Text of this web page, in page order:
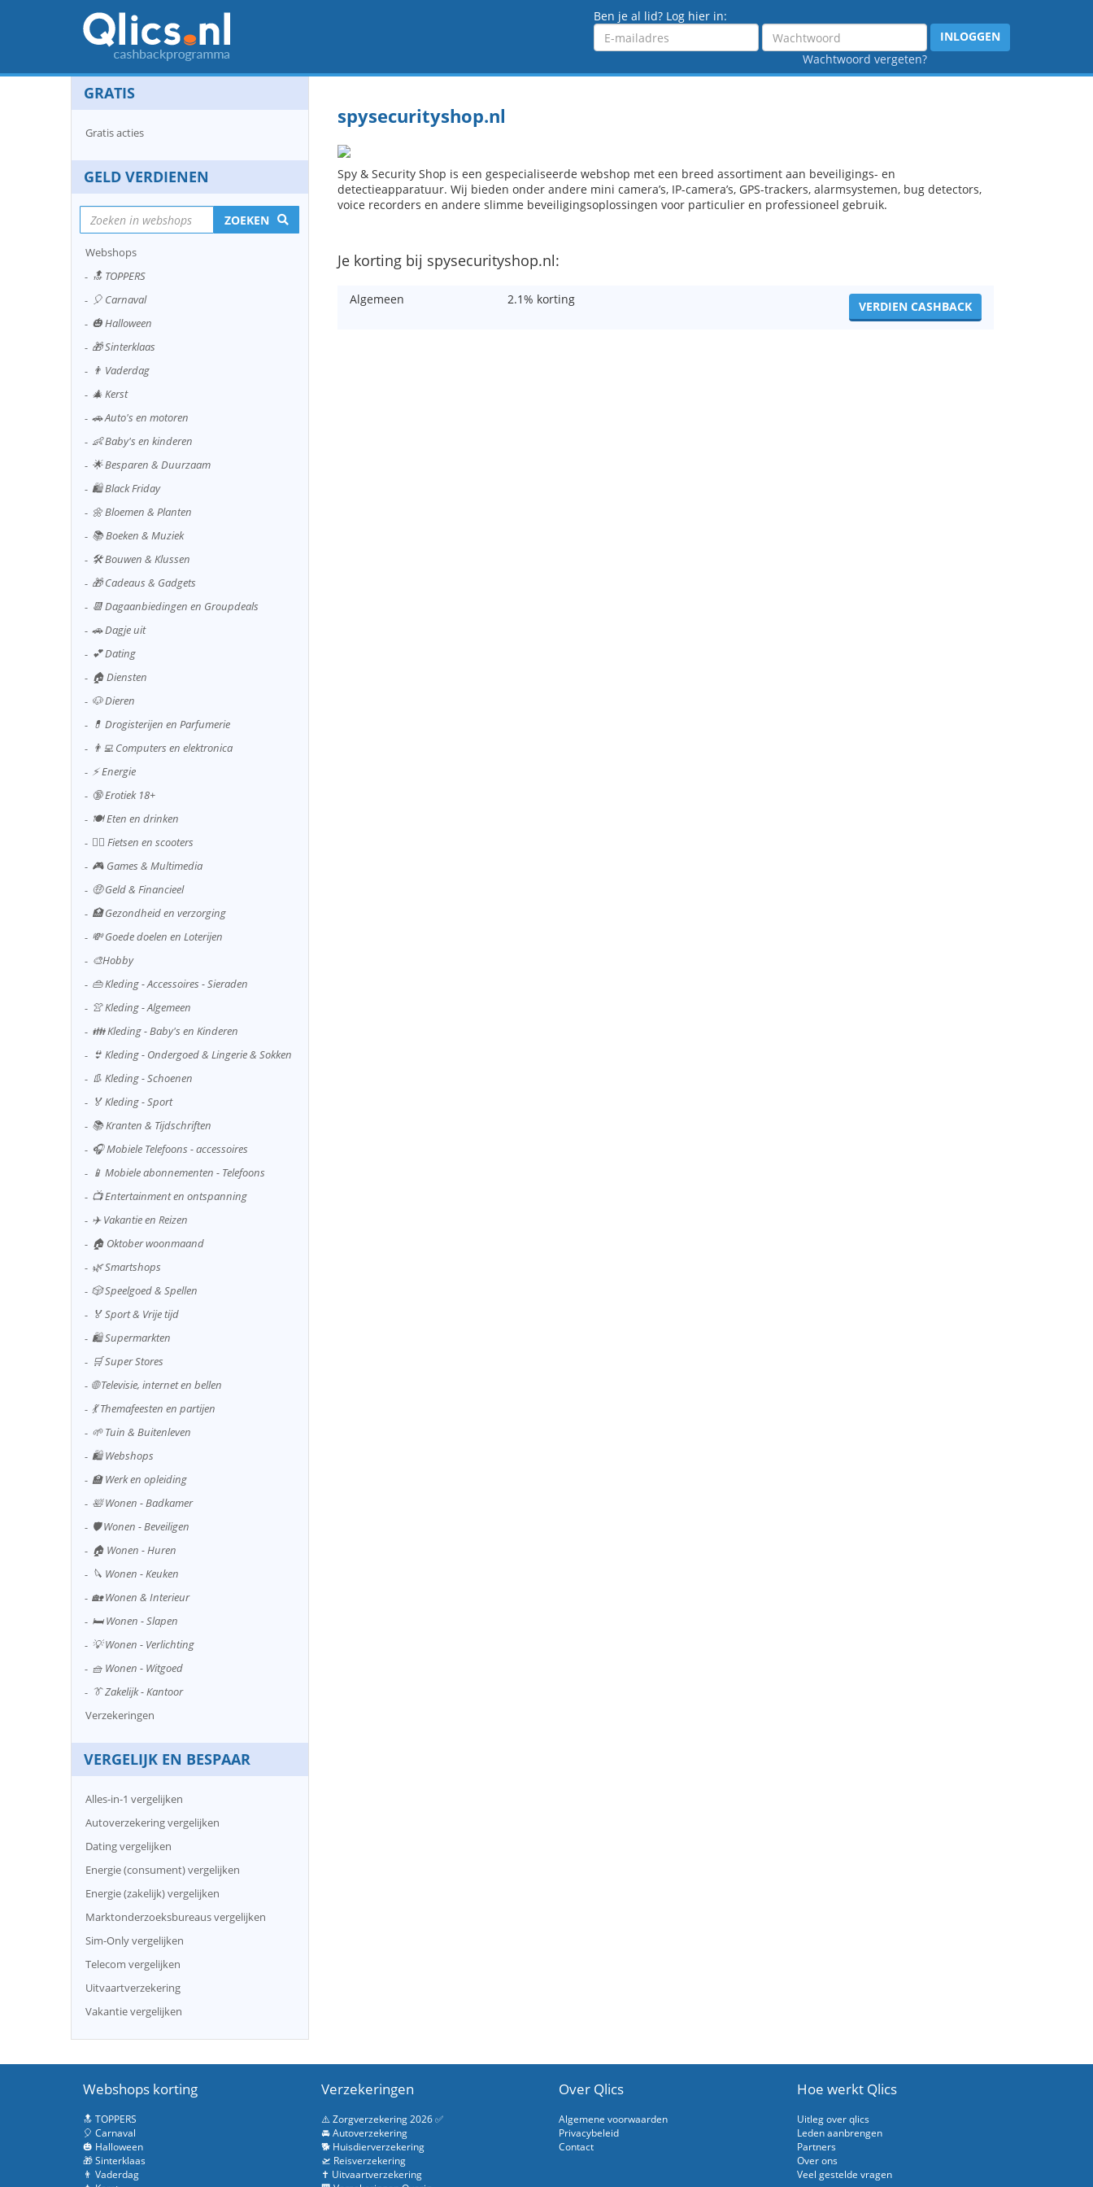
Ben je al lid? Log hier in:
Emailadres
Wachtwoord
Wachtwoord vergeten?
INLOGGEN
spysecurityshop.nl
Spy & Security Shop is een gespecialiseerde webshop met een breed assortiment aan beveiligings- en
detectieapparatuur. Wij bieden onder andere mini camera’s, IP-camera’s, GPS-trackers, alarmsystemen, bug detectors,
voice recorders en andere slimme beveiligingsoplossingen voor particulier en professioneel gebruik.
Je korting bij spysecurityshop.nl:
Algemeen 2.1% korting VERDIEN CASHBACK
GRATIS
Gratis acties
GELD VERDIENEN
ZOEKEN
Webshops
🔝 TOPPERS
🎈 Carnaval
🎃 Halloween
🎁 Sinterklaas
👨 Vaderdag
🎄 Kerst
🚗 Auto's en motoren
👶 Baby's en kinderen
🌟 Besparen & Duurzaam
🛍️ Black Friday
🌼 Bloemen & Planten
📚 Boeken & Muziek
🛠️ Bouwen & Klussen
🎁 Cadeaus & Gadgets
📆 Dagaanbiedingen en Groupdeals
🚗 Dagje uit
💕 Dating
🏠 Diensten
🐶 Dieren
💊 Drogisterijen en Parfumerie
👨‍💻 Computers en elektronica
⚡ Energie
🔞 Erotiek 18+
🍽️ Eten en drinken
🚴‍♂️ Fietsen en scooters
🎮 Games & Multimedia
🤑 Geld & Financieel
🏥 Gezondheid en verzorging
💸 Goede doelen en Loterijen
🎨Hobby
👜 Kleding - Accessoires - Sieraden
👚 Kleding - Algemeen
👪 Kleding - Baby's en Kinderen
👙 Kleding - Ondergoed & Lingerie & Sokken
👢 Kleding - Schoenen
🏅 Kleding - Sport
📚 Kranten & Tijdschriften
🎧 Mobiele Telefoons - accessoires
📱 Mobiele abonnementen - Telefoons
📺 Entertainment en ontspanning
✈️ Vakantie en Reizen
🏠 Oktober woonmaand
🌿 Smartshops
🎲 Speelgoed & Spellen
🏅 Sport & Vrije tijd
🛍️ Supermarkten
🛒 Super Stores
🌐 Televisie, internet en bellen
💃 Themafeesten en partijen
🌱 Tuin & Buitenleven
🛍️ Webshops
🏫 Werk en opleiding
🛀 Wonen - Badkamer
🛡️ Wonen - Beveiligen
🏠 Wonen - Huren
🔪 Wonen - Keuken
🏡 Wonen & Interieur
🛏️ Wonen - Slapen
💡 Wonen - Verlichting
🧺 Wonen - Witgoed
👔 Zakelijk - Kantoor
Verzekeringen
VERGELIJK EN BESPAAR
Alles-in-1 vergelijken
Autoverzekering vergelijken
Dating vergelijken
Energie (consument) vergelijken
Energie (zakelijk) vergelijken
Marktonderzoeksbureaus vergelijken
Sim-Only vergelijken
Telecom vergelijken
Uitvaartverzekering
Vakantie vergelijken
Webshops korting
🔝 TOPPERS
🎈 Carnaval
🎃 Halloween
🎁 Sinterklaas
👨 Vaderdag
Verzekeringen
⚠️ Zorgverzekering 2026 ✅
🚘 Autoverzekering
🐕 Huisdierverzekering
🛫 Reisverzekering
✝️ Uitvaartverzekering
Over Qlics
Algemene voorwaarden
Privacybeleid
Contact
Hoe werkt Qlics
Uitleg over qlics
Leden aanbrengen
Partners
Over ons
Veel gestelde vragen